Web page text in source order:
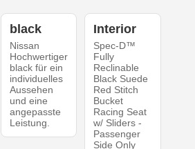
black
Nissan
Hochwertiger
black für ein
individuelles
Aussehen
und eine
angepasste
Leistung.
Interior
Spec-D™
Fully
Reclinable
Black Suede
Red Stitch
Bucket
Racing Seat
w/ Sliders -
Passenger
Side Only